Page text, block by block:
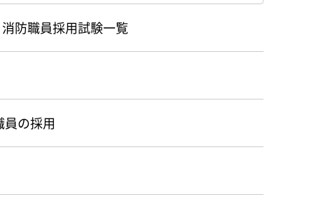
防職員採用試験一覧
の採用